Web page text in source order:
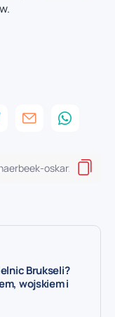
Brukseli?
wojskiem i